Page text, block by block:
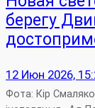
берегу
12 Июн 2026,
Фота: Кір